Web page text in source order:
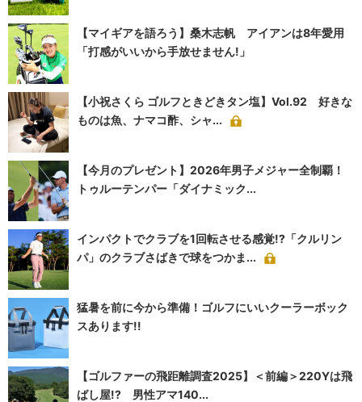
【マイギアを語ろう】桑木志帆 アイアンは8年愛用
「打感がいいから手放せません!」
【小祝さくら ゴルフときどきタン塩】Vol.92 好きな
ものは魚、ナマコ酢、シャ...
【今月のプレゼント】2026年男子メジャー全制覇！
トゥルーテンパー「ダイナミック...
インパクトでクラブを1回転させる感覚!?「クルリン
パ」のクラブさばきで球をつかま...
猛暑を前に今から準備！ゴルフにいいクーラーボック
スあります!!
【ゴルファーの飛距離調査2025】＜前編＞220Yは飛
ばし屋!? 男性アマ140...